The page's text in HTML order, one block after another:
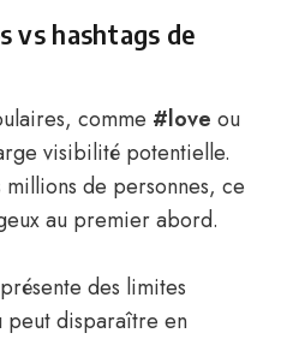
vs hashtags de
comme #love ou
visibilité potentielle.
millions de personnes, ce
au premier abord.
des limites
peut disparaître en